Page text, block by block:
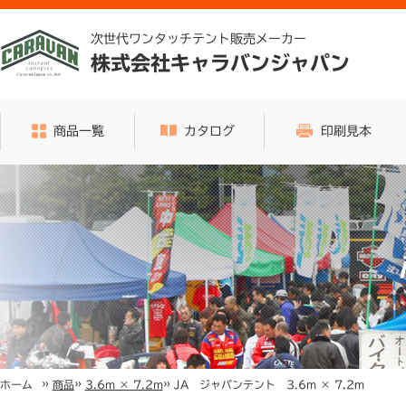
次世代ワンタッチテント販売メーカー
株式会社キャラバンジャパン
商品一覧 カタログ 印刷見本
ホーム » 商品» 3.6m × 7.2m» JA ジャパンテント 3.6m × 7.2m